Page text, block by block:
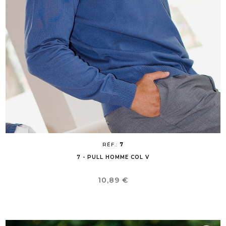
RÉF.: 7
7 - PULL HOMME COL V
Prix
10,89 €